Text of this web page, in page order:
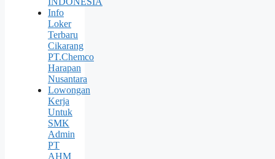
Info
Loker
Terbaru
Cikarang
PT.Chemco
Harapan
Nusantara
Lowongan
Kerja
Untuk
SMK
Admin
PT
AHM